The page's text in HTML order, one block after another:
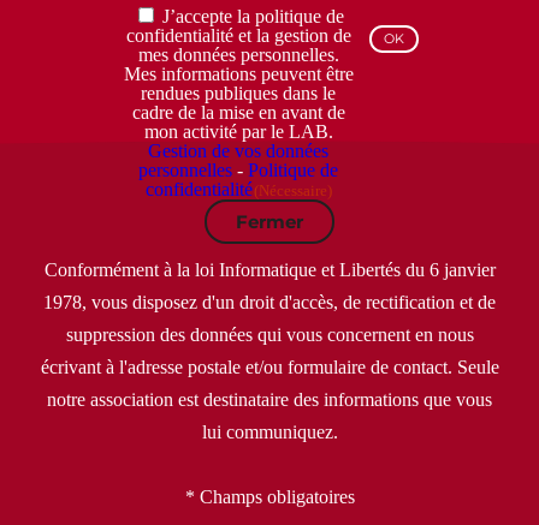
RGPD
(Nécessaire)
J’accepte la politique de
confidentialité et la gestion de
mes données personnelles.
Mes informations peuvent être
rendues publiques dans le
cadre de la mise en avant de
mon activité par le LAB.
Gestion de vos données
personnelles -Politique de
confidentialité(Nécessaire)
Fermer
Conformément à la loi Informatique et Libertés du 6 janvier
1978, vous disposez d'un droit d'accès, de rectification et de
suppression des données qui vous concernent en nous
écrivant à l'adresse postale et/ou formulaire de contact. Seule
notre association est destinataire des informations que vous
lui communiquez.
* Champs obligatoires